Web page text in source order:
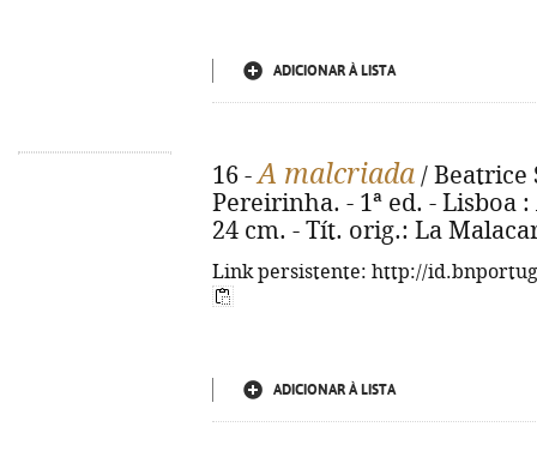
ADICIONAR À LISTA
16 -A malcriada / Beatrice
Pereirinha. - 1ª ed. - Lisboa
24 cm. - Tít. orig.: La
Link persistente: http://
ADICIONAR À LISTA